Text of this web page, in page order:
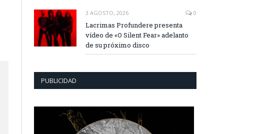
3 AGOSTO, 2026 0
Lacrimas Profundere presenta
vídeo de «O Silent Fear» adelanto
de su próximo disco
PUBLICIDAD